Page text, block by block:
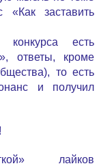
заставить
конкурса есть
ответы, кроме
то есть
и получил
лайков